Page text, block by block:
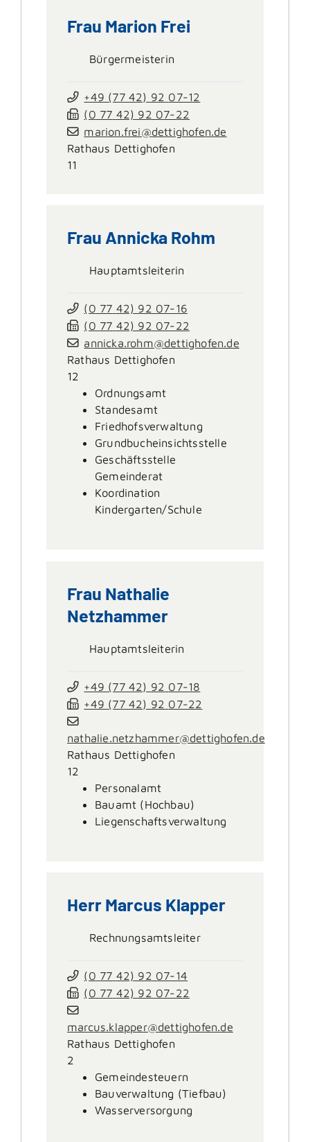
Frau Marion Frei
Bürgermeisterin
+49 (77 42) 92 07-12
(0 77 42) 92 07-22
marion.frei@dettighofen.de
Rathaus Dettighofen
11
Frau Annicka Rohm
Hauptamtsleiterin
(0 77 42) 92 07-16
(0 77 42) 92 07-22
annicka.rohm@dettighofen.de
Rathaus Dettighofen
12
Ordnungsamt
Standesamt
Friedhofsverwaltung
Grundbucheinsichtsstelle
Geschäftsstelle
Gemeinderat
Koordination
Kindergarten/Schule
Frau Nathalie
Netzhammer
Hauptamtsleiterin
+49 (77 42) 92 07-18
+49 (77 42) 92 07-22
nathalie.netzhammer@dettighofen.de
Rathaus Dettighofen
12
Personalamt
Bauamt (Hochbau)
Liegenschaftsverwaltung
Herr Marcus Klapper
Rechnungsamtsleiter
(0 77 42) 92 07-14
(0 77 42) 92 07-22
marcus.klapper@dettighofen.de
Rathaus Dettighofen
2
Gemeindesteuern
Bauverwaltung (Tiefbau)
Wasserversorgung